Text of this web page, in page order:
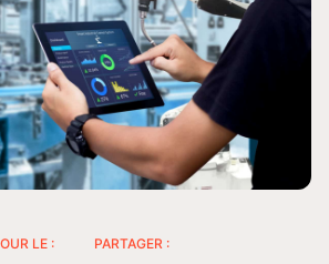
LE : PARTAGER :